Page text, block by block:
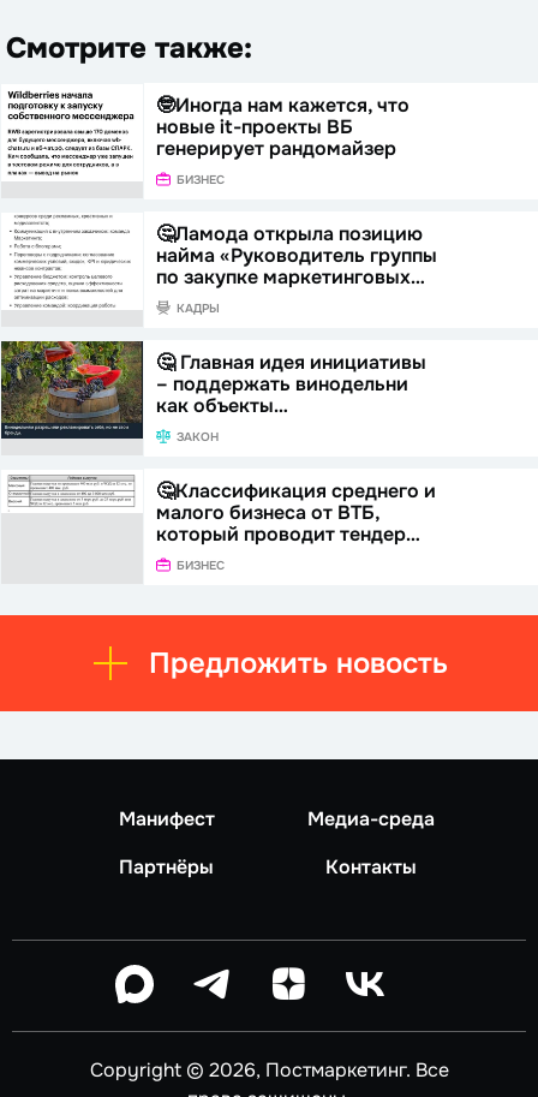
Смотрите также:
🤓Иногда нам кажется, что
новые it-проекты ВБ
генерирует рандомайзер
БИЗНЕС
🤔Ламода открыла позицию
найма «Руководитель группы
по закупке маркетинговых…
КАДРЫ
🤔 Главная идея инициативы
– поддержать винодельни
как объекты…
ЗАКОН
🤔Классификация среднего и
малого бизнеса от ВТБ,
который проводит тендер…
БИЗНЕС
Предложить новость
Манифест
Медиа-среда
Партнёры
Контакты
Copyright © 2026, Постмаркетинг. Все